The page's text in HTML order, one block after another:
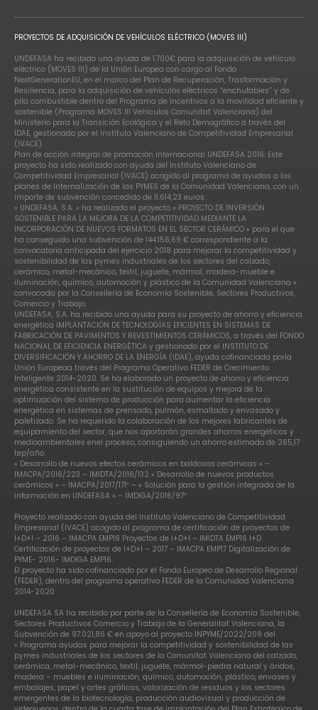
PROYECTOS DE ADQUISICIÓN DE VEHÍCULOS ELÉCTRICO (MOVES III)
UNDEFASA ha recibido una ayuda de 1.700€ para la adquisición de vehículo
eléctrico (MOVES III) de la Unión Europea con cargo al Fondo
NextGenerationEU, en el marco del Plan de Recuperación, Trasformación y
Resiliencia, para la adquisición de vehículos eléctricos “enchufables” y de
pila combustible dentro del Programa de incentivos a la movilidad eficiente y
sostenible (Programa MOVES III Vehículos Comunitat Valenciana) del
Ministerio para la Transición Ecológica y el Reto Demográfico a través del
IDAE, gestionado por el Instituto Valenciano de Competitividad Empresarial
(IVACE).
Plan de acción integral de promoción internacional UNDEFASA 2016: Este
proyecto ha sido realizado con ayuda del Instituto Valenciano de
Competitividad Empresarial (IVACE) acogido al programa de ayudas a los
planes de Internalización de las PYMES de la Comunidad Valenciana, con un
importe de subvención concedido de 11.614,23 euros.
« UNDEFASA, S.A. » ha realizado el proyecto « PROYECTO DE INVERSIÓN
SOSTENIBLE PARA LA MEJORA DE LA COMPETITIVIDAD MEDIANTE LA
INCORPORACIÓN DE NUEVOS FORMATOS EN EL SECTOR CERÁMICO » para el que
ha conseguido una subvención de 144.156,69 € correspondiente a la
convocatoria anticipada del ejercicio 2018 para mejorar la competitividad y
sostenibilidad de las pymes industriales de los sectores del calzado,
cerámico, metal-mecánico, textil, juguete, mármol, madera-mueble e
iluminación, químico, automoción y plástico de la Comunidad Valenciana »
convocada por la Consellería de Economía Sostenible, Sectores Productivos,
Comercio y Trabajo.
UNDEFASA, S.A. ha recibido una ayuda para su proyecto de ahorro y eficiencia
energética IMPLANTACIÓN DE TECNOLOGÍAS EFICIENTES EN SISTEMAS DE
FABRICACIÓN DE PAVIMENTOS Y REVESTIMIENTOS CERÁMICOS, a través del FONDO
NACIONAL DE EFICIENCIA ENERGÉTICA y gestionado por el INSTITUTO DE
DIVERSIFICACIÓN Y AHORRO DE LA ENERGÍA (IDAE), ayuda cofinanciada porla
Unión Europeaa través del Programa Operativo FEDER de Crecimiento
Inteligente 2014-2020. Se ha elaborado un proyecto de ahorro y eficiencia
energética consistente en la sustitución de equipos y mejora de la
optimización del sistema de producción para aumentar la eficiencia
energética en sistemas de prensado, pulmón, esmaltado y envasado y
paletizado. Se ha requerido la colaboración de los mejores fabricantes de
equipamiento del sector, que nos aportarán grandes ahorros energéticos y
medioambientales enel proceso, consiguiendo un ahorro estimado de 265,17
tep/año.
« Desarrollo de nuevos efectos cerámicos en baldosas cerámicas » –
IMACPA/2016/223 – IMIDTA/2016/132 « Desarrollo de nuevos productos
cerámicos » – IMACPA/2017/171″ – « Solución para la gestión integrada de la
información en UNDEFASA » – IMDIGA/2016/97″
Proyecto realizado con ayuda del Instituto Valenciano de Competitividad
Empresarial (IVACE) acogido al programa de certificación de proyectos de
I+D+I – 2016 – IMACPA EMP16 Proyectos de I+D+I – IMIDTA EMP16 I+D
Certificación de proyectos de I+D+I – 2017 – IMACPA EMP17 Digitalización de
PYME- 2016- IMDIGA EMP16.
El proyecto ha sido cofinanciado por el Fondo Europeo de Desarrollo Regional
(FEDER), dentro del programa operativo FEDER de la Comunidad Valenciana
2014-2020
UNDEFASA SA ha recibido por parte de la Consellería de Economía Sostenible,
Sectores Productivos Comercio y Trabajo de la Generalitat Valenciana, la
Subvención de 97.021,86 € en apoyo al proyecto INPYME/2022/209 del
« Programa ayudas para mejorar la competitividad y sostenibilidad de las
pymes industriales de los sectores de la Comunitat Valenciana del calzado,
cerámica, metal-mecánico, textil, juguete, mármol-piedra natural y áridos,
madera – muebles e iluminación, químico, automoción, plástico, envases y
embalajes, papel y artes gráficas, valorización de residuos y los sectores
emergentes de la biotecnología, producción audiovisual y producción de